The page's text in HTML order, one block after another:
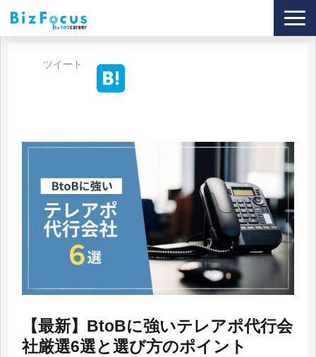
セミナー
資料ダウンロード
ツイート
【最新】BtoBに強いテレアポ代行会
社厳選6選と選び方のポイント